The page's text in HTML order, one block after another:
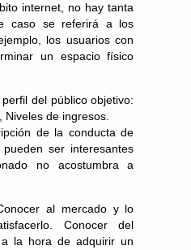
internet, no hay tanta
caso se referirá a los
los usuarios con
un espacio físico
del público objetivo:
Niveles de ingresos.
de la conducta de
ser interesantes
no acostumbra a
al mercado y lo
Conocer del
la hora de adquirir un